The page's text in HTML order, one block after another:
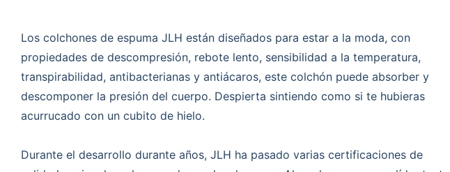
Los colchones de espuma JLH están diseñados para estar a la moda, con
propiedades de descompresión, rebote lento, sensibilidad a la temperatura,
transpirabilidad, antibacterianas y antiácaros, este colchón puede absorber y
descomponer la presión del cuerpo. Despierta sintiendo como si te hubieras
acurrucado con un cubito de hielo.
Durante el desarrollo durante años, JLH ha pasado varias certificaciones de